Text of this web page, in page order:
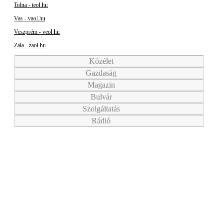
Tolna - teol.hu
Vas - vaol.hu
Veszprém - veol.hu
Zala - zaol.hu
Közélet
Gazdaság
Magazin
Bulvár
Szolgáltatás
Rádió